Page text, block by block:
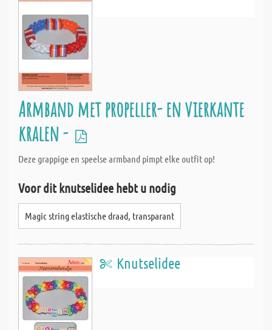
Armband met propeller- en vierkante
kralen -
Deze grappige en speelse armband pimpt elke outfit op!
Voor dit knutselidee hebt u nodig
Magic string elastische draad, transparant
Knutselidee